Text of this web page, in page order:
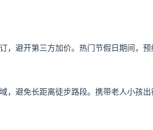
避开第三方加价。热门节假日期间，预
，避免长距离徒步路段。携带老人小孩